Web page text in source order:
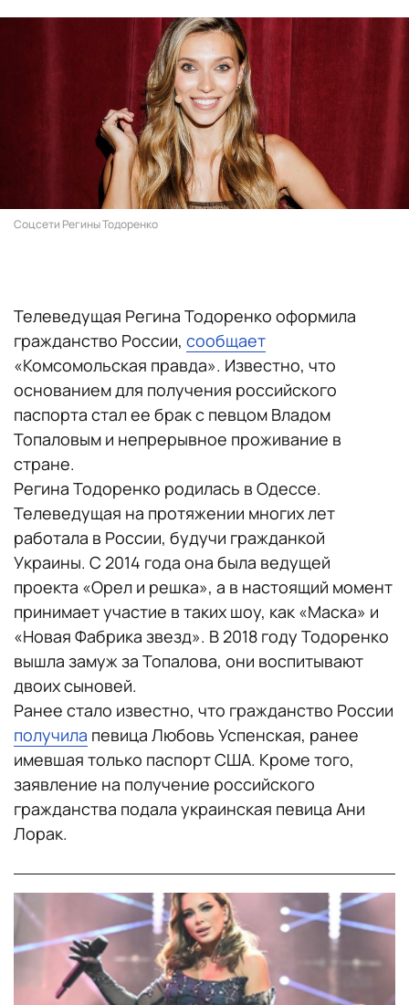
Соцсети Регины Тодоренко
Телеведущая Регина Тодоренко оформила
гражданство России, сообщает
«Комсомольская правда». Известно, что
основанием для получения российского
паспорта стал ее брак с певцом Владом
Топаловым и непрерывное проживание в
стране.
Регина Тодоренко родилась в Одессе.
Телеведущая на протяжении многих лет
работала в России, будучи гражданкой
Украины. С 2014 года она была ведущей
проекта «Орел и решка», а в настоящий момент
принимает участие в таких шоу, как «Маска» и
«Новая Фабрика звезд». В 2018 году Тодоренко
вышла замуж за Топалова, они воспитывают
двоих сыновей.
Ранее стало известно, что гражданство России
получила певица Любовь Успенская, ранее
имевшая только паспорт США. Кроме того,
заявление на получение российского
гражданства подала украинская певица Ани
Лорак.